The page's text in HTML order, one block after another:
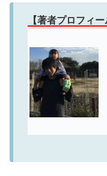
【著者プロフィ